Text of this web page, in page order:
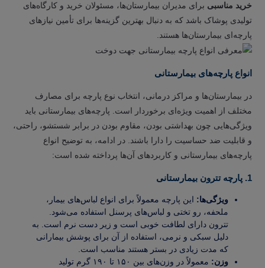
خرید مناسبی برای مدیران بیمارستان‌ها، مسئولان خرید و کارگاه‌های
تولیدی پوشاک باشد که به دنبال بهترین گزینه‌ها برای تأمین نیازهای
پارچه‌ای بیمارستان‌ها هستند.
انواع پارچه‌های بیمارستانی
در بیمارستان‌ها و مراکز درمانی، انتخاب نوع پارچه برای مصارف
مختلف از اهمیت ویژه‌ای برخوردار است. پارچه‌های بیمارستانی باید
ویژگی‌هایی چون بهداشتی بودن، مقاوم بودن در برابر شستشو، راحتی،
و قابلیت ضد حساسیت را دارا باشند. در ادامه، به توضیح انواع
پارچه‌های بیمارستانی و کاربردهای آن‌ها پرداخته شده است:
1. پارچه تترون بیمارستانی
ویژگی‌ها: این پارچه معمولاً برای انواع لباس‌های بیمار،
ملحفه، رو تختی و لباس‌های پرسنل استفاده می‌شود.
تترون دارای لطافت خوبی است و زیر دست نرم است. به
دلیل سبکی و نرمی، استفاده از آن برای پوشش بیمارانی
که مدت زیادی در بستر هستند مناسب است.
وزن:
معمولاً در وزن‌های بین ۱۵۰ تا ۱۹۰ گرم تولید